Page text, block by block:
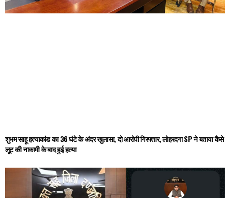
शुभम साहू हत्याकांड का 36 घंटे के अंदर खुलासा, दो आरोपी गिरफ्तार, लोहरदगा SP ने बताया कैसे
लूट की नाकामी के बाद हुई हत्या